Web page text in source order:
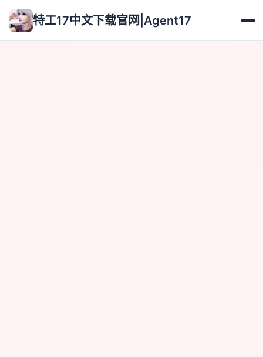
特工17中文下载官网|Agent17